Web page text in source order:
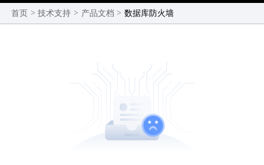
别和行为分析的主动防御机制，能够实时监控、识别
对数据库的异常访问、SQL攻击等安全威胁，及时进
首页 > 技术支持 > 产品文档 > 数据库防火墙